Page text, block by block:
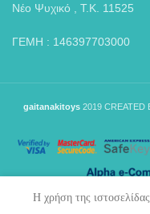
Νέο Ψυχικό , Τ.Κ. 11525
ΓΕΜΗ : 146397703000
gaitanakitoys 2019 CREATED
Η χρήση της